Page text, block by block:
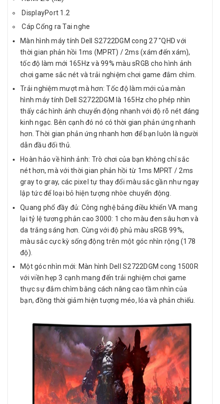
DisplayPort 1.2
Cáp Cổng ra Tai nghe
Màn hình máy tính Dell S2722DGM cong 27 "QHD với
thời gian phản hồi 1ms (MPRT) / 2ms (xám đến xám),
tốc độ làm mới 165Hz và 99% màu sRGB cho hình ảnh
chơi game sắc nét và trải nghiệm chơi game đắm chìm.
Trải nghiệm mượt mà hơn: Tốc độ làm mới của màn
hình máy tính Dell S2722DGM là 165Hz cho phép nhìn
thấy các hình ảnh chuyển động nhanh với độ rõ nét đáng
kinh ngạc. Bên cạnh đó nó có thời gian phản ứng nhanh
hơn. Thời gian phản ứng nhanh hơn để bạn luôn là người
dẫn đầu đối thủ.
Hoàn hảo về hình ảnh: Trò chơi của bạn không chỉ sắc
nét hơn, mà với thời gian phản hồi từ 1ms MPRT / 2ms
gray to gray, các pixel tự thay đổi màu sắc gần như ngay
lập tức để loại bỏ hiện tượng nhòe chuyển động.
Quang phổ đầy đủ: Công nghệ bảng điều khiển VA mang
lại tỷ lệ tương phản cao 3000: 1 cho màu đen sâu hơn và
da trắng sáng hơn. Cùng với độ phủ màu sRGB 99%,
màu sắc cực kỳ sống động trên một góc nhìn rộng (178
độ).
Một góc nhìn mới: Màn hình Dell S2722DGM cong 1500R
với viền hẹp 3 cạnh mang đến trải nghiệm chơi game
thực sự đắm chìm bằng cách nâng cao tầm nhìn của
bạn, đồng thời giảm hiện tượng méo, lóa và phản chiếu.